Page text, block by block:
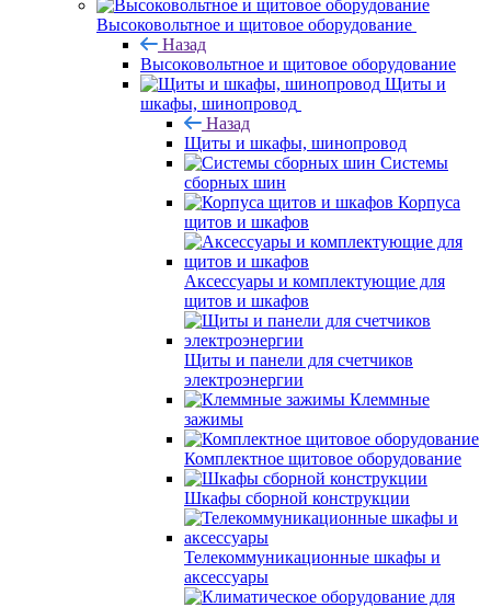
Высоковольтное и щитовое оборудование
Назад
Высоковольтное и щитовое оборудование
Щиты и
шкафы, шинопровод
Назад
Щиты и шкафы, шинопровод
Системы
сборных шин
Корпуса
щитов и шкафов
Аксессуары и комплектующие для
щитов и шкафов
Щиты и панели для счетчиков
электроэнергии
Клеммные
зажимы
Комплектное щитовое оборудование
Шкафы сборной конструкции
Телекоммуникационные шкафы и
аксессуары